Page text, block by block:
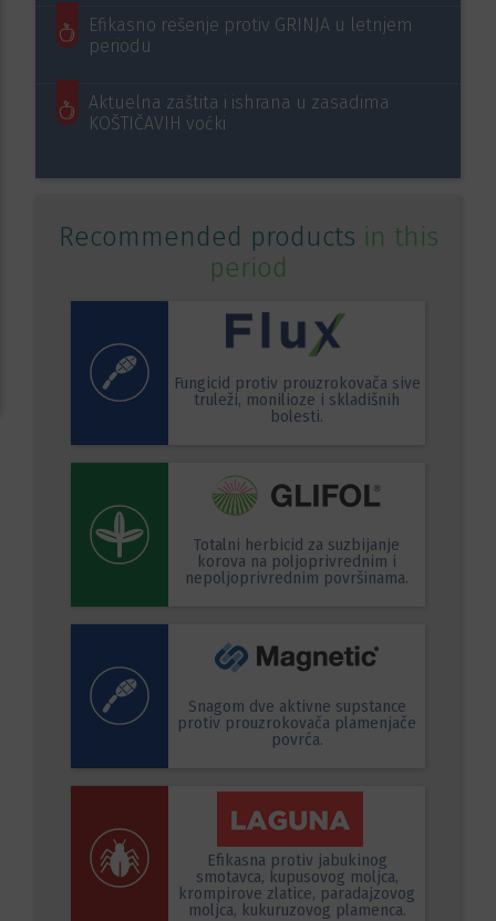
Efikasno rešenje protiv GRINJA u letnjem
periodu
Aktuelna zaštita i ishrana u zasadima
KOŠTIČAVIH voćki
Recommended products in this
period
Fungicid protiv prouzrokovača sive
truleži, monilioze i skladišnih
bolesti.
Totalni herbicid za suzbijanje
korova na poljoprivrednim i
nepoljoprivrednim površinama.
Snagom dve aktivne supstance
protiv prouzrokovača plamenjače
povrća.
Efikasna protiv jabukinog
smotavca, kupusovog moljca,
krompirove zlatice, paradajzovog
moljca, kukuruzovog plamenca.